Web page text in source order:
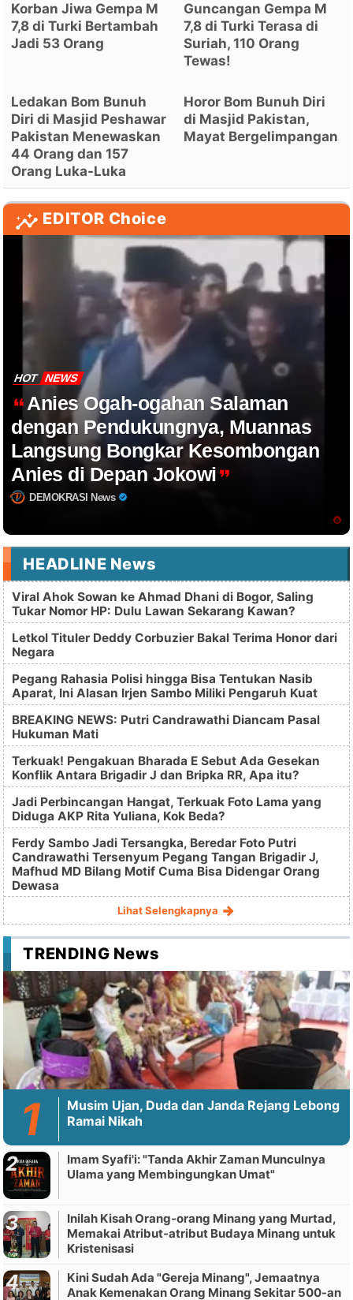
Korban Jiwa Gempa M
7,8 di Turki Bertambah
Jadi 53 Orang
Guncangan Gempa M
7,8 di Turki Terasa di
Suriah, 110 Orang
Tewas!
Ledakan Bom Bunuh
Diri di Masjid Peshawar
Pakistan Menewaskan
44 Orang dan 157
Orang Luka-Luka
Horor Bom Bunuh Diri
di Masjid Pakistan,
Mayat Bergelimpangan
EDITOR Choice
HOT NEWS
Anies Ogah-ogahan Salaman
dengan Pendukungnya, Muannas
Langsung Bongkar Kesombongan
Anies di Depan Jokowi
DEMOKRASI News
HEADLINE News
Viral Ahok Sowan ke Ahmad Dhani di Bogor, Saling
Tukar Nomor HP: Dulu Lawan Sekarang Kawan?
Letkol Tituler Deddy Corbuzier Bakal Terima Honor dari
Negara
Pegang Rahasia Polisi hingga Bisa Tentukan Nasib
Aparat, Ini Alasan Irjen Sambo Miliki Pengaruh Kuat
BREAKING NEWS: Putri Candrawathi Diancam Pasal
Hukuman Mati
Terkuak! Pengakuan Bharada E Sebut Ada Gesekan
Konflik Antara Brigadir J dan Bripka RR, Apa itu?
Jadi Perbincangan Hangat, Terkuak Foto Lama yang
Diduga AKP Rita Yuliana, Kok Beda?
Ferdy Sambo Jadi Tersangka, Beredar Foto Putri
Candrawathi Tersenyum Pegang Tangan Brigadir J,
Mafhud MD Bilang Motif Cuma Bisa Didengar Orang
Dewasa
Lihat Selengkapnya
TRENDING News
Musim Ujan, Duda dan Janda Rejang Lebong
Ramai Nikah
Imam Syafi'i: "Tanda Akhir Zaman Munculnya
Ulama yang Membingungkan Umat"
Inilah Kisah Orang-orang Minang yang Murtad,
Memakai Atribut-atribut Budaya Minang untuk
Kristenisasi
Kini Sudah Ada "Gereja Minang", Jemaatnya
Anak Kemenakan Orang Minang Sekitar 500-an